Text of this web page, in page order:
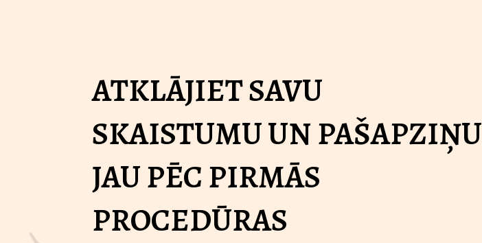
ATKLĀJIET SAVU
SKAISTUMU UN PAŠAPZIŅU
JAU PĒC PIRMĀS
PROCEDŪRAS